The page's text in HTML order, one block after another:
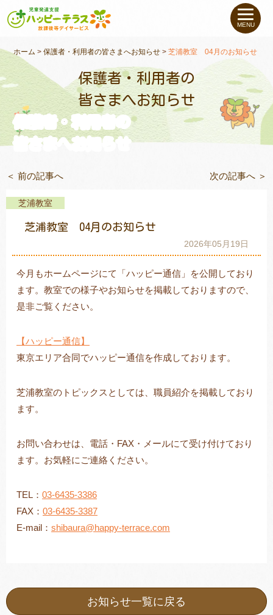
私たちについて
未就学のお子さま（０〜６才）
小学生〜高校生の お子さま
支援事例
教室一覧
MENU
ホーム >保護者・利用者の皆さまへお知らせ >芝浦教室 04月のお知らせ
保護者・利用者の
皆さまへお知らせ
保護者・利用者の
皆さまへお知らせ
＜ 前の記事へ 次の記事へ ＞
芝浦教室
芝浦教室 04月のお知らせ
2026年05月19日
今月もホームページにて「ハッピー通信」を公開しており
ます。教室での様子やお知らせを掲載しておりますので、
是非ご覧ください。
【ハッピー通信】
東京エリア合同でハッピー通信を作成しております。
芝浦教室のトピックスとしては、職員紹介を掲載しており
ます。
お問い合わせは、電話・FAX・メールにて受け付けており
ます。お気軽にご連絡ください。
TEL： 03-6435-3386
FAX： 03-6435-3387
E-mail： shibaura@happy-terrace.com
お知らせ一覧に戻る